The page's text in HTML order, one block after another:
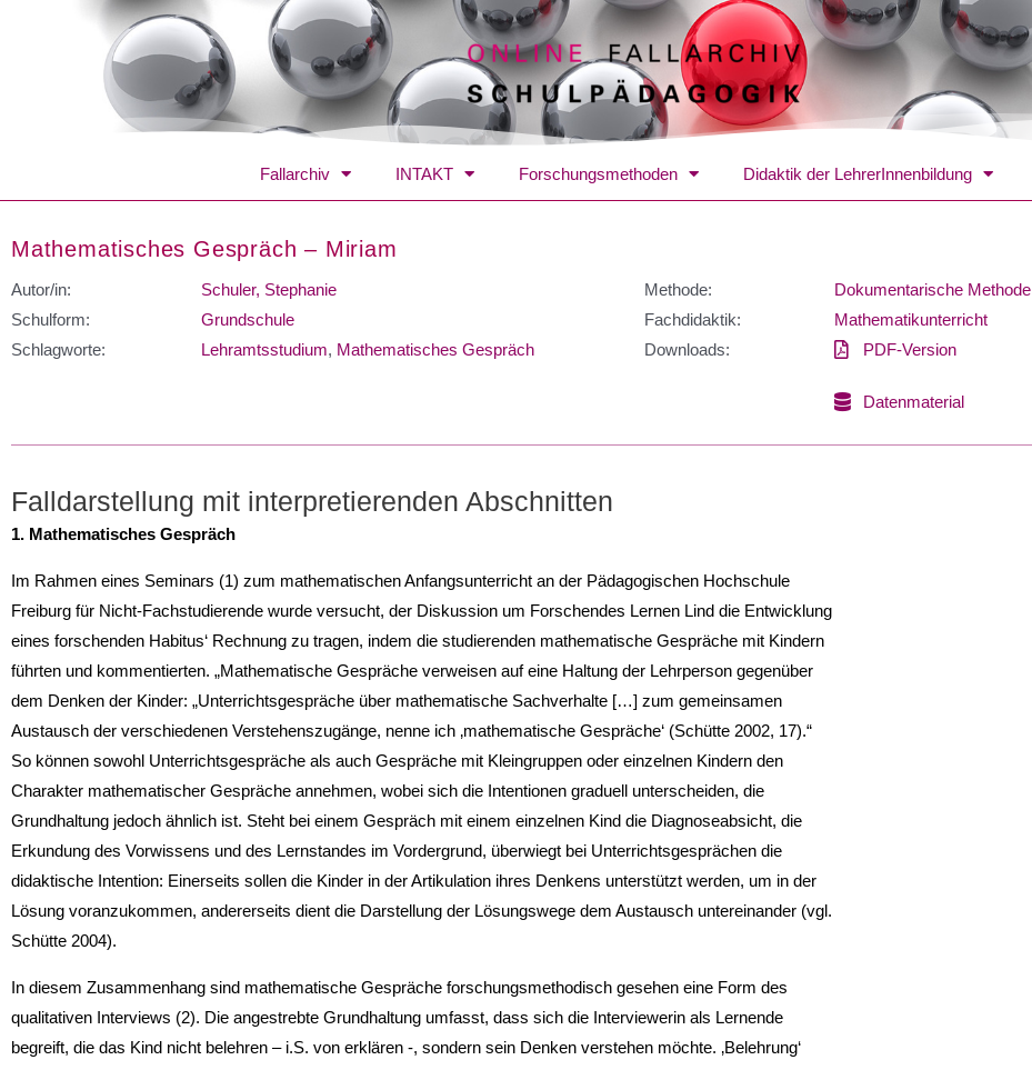
Fallarchiv INTAKT Forschungsmethoden Didaktik der LehrerInnenbildung
Mathematisches Gespräch – Miriam
Autor/in:
Schuler, Stephanie
Schulform:
Grundschule
Schlagworte:
Lehramtsstudium, Mathematisches Gespräch
Methode:
Dokumentarische Methode
Fachdidaktik:
Mathematikunterricht
Downloads:
PDF-Version
Datenmaterial
Falldarstellung mit interpretierenden Abschnitten
1. Mathematisches Gespräch
Im Rahmen eines Seminars (1) zum mathematischen Anfangsunterricht an der Pädagogischen Hochschule
Freiburg für Nicht-Fachstudierende wurde ver­sucht, der Diskussion um Forschendes Lernen Lind die Entwicklung
eines forschenden Habitus‘ Rechnung zu tragen, indem die studierenden mathe­matische Gespräche mit Kindern
führten und kommentierten. „Mathematische Gespräche verweisen auf eine Haltung der Lehrperson ge­genüber
dem Denken der Kinder: „Unterrichtsgespräche über mathematische Sachverhalte […] zum gemeinsa­men
Austausch der verschiedenen Verstehenszugänge, nenne ich ‚mathemati­sche Gespräche‘ (Schütte 2002, 17).“
So können sowohl Unterrichtsgespräche als auch Gespräche mit Kleingrup­pen oder einzelnen Kindern den
Charakter mathematischer Gespräche an­nehmen, wobei sich die Intentionen graduell unterscheiden, die
Grundhal­tung jedoch ähnlich ist. Steht bei einem Gespräch mit einem einzelnen Kind die Diagnoseabsicht, die
Erkundung des Vorwissens und des Lernstandes im Vordergrund, überwiegt bei Unterrichtsgesprächen die
didaktische Intention: Einerseits sollen die Kinder in der Artikulation ihres Denkens unterstützt werden, um in der
Lösung voranzukommen, andererseits dient die Darstel­lung der Lösungswege dem Austausch untereinander (vgl.
Schütte 2004).
In diesem Zusammenhang sind mathematische Gespräche forschungsme­thodisch gesehen eine Form des
qualitativen Interviews (2). Die angestrebte Grundhaltung umfasst, dass sich die Interviewerin als Lernende
begreift, die das Kind nicht belehren – i.S. von erklären -, sondern sein Denken verstehen möchte. ‚Belehrung‘